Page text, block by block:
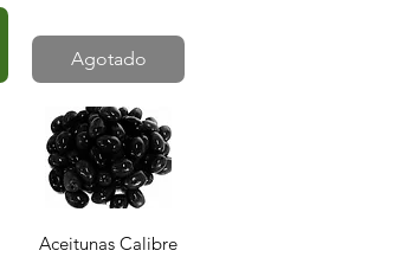
Agotado
Vista rápida
Aceitunas Calibre